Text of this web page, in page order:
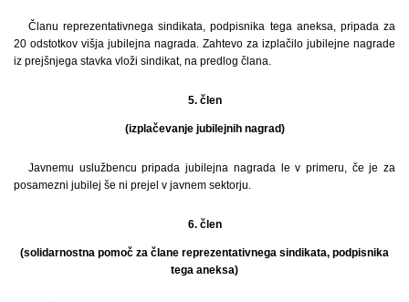
Članu reprezentativnega sindikata, podpisnika tega aneksa, pripada za
20 odstotkov višja jubilejna nagrada. Zahtevo za izplačilo jubilejne nagrade
iz prejšnjega stavka vloži sindikat, na predlog člana.
5. člen
(izplačevanje jubilejnih nagrad)
Javnemu uslužbencu pripada jubilejna nagrada le v primeru, če je za
posamezni jubilej še ni prejel v javnem sektorju.
6. člen
(solidarnostna pomoč za člane reprezentativnega sindikata, podpisnika
tega aneksa)